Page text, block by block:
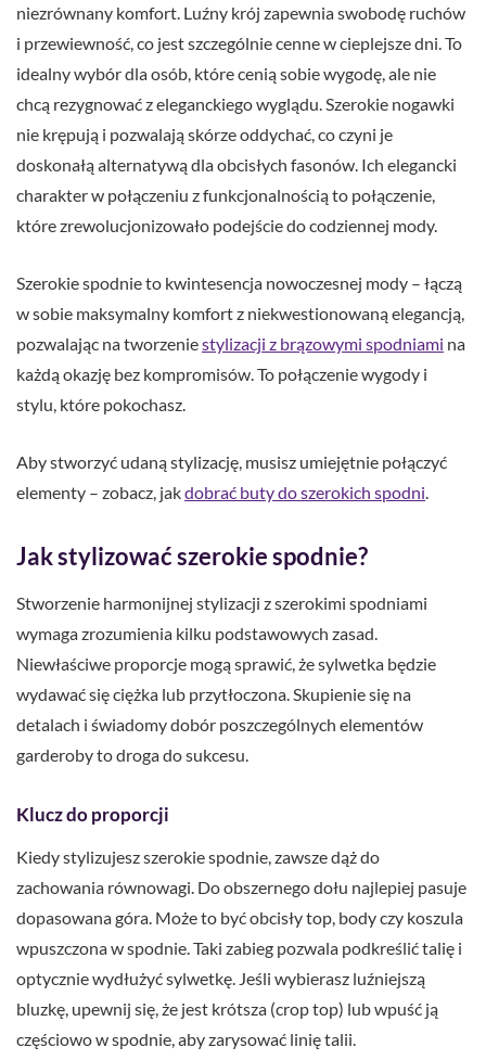
niezrównany komfort. Luźny krój zapewnia swobodę ruchów
i przewiewność, co jest szczególnie cenne w cieplejsze dni. To
idealny wybór dla osób, które cenią sobie wygodę, ale nie
chcą rezygnować z eleganckiego wyglądu. Szerokie nogawki
nie krępują i pozwalają skórze oddychać, co czyni je
doskonałą alternatywą dla obcisłych fasonów. Ich elegancki
charakter w połączeniu z funkcjonalnością to połączenie,
które zrewolucjonizowało podejście do codziennej mody.
Szerokie spodnie to kwintesencja nowoczesnej mody – łączą
w sobie maksymalny komfort z niekwestionowaną elegancją,
pozwalając na tworzeniestylizacji z brązowymi spodniami na
każdą okazję bez kompromisów. To połączenie wygody i
stylu, które pokochasz.
Aby stworzyć udaną stylizację, musisz umiejętnie połączyć
elementy – zobacz, jakdobrać buty do szerokich spodni
Jak stylizować szerokie spodnie?
Stworzenie harmonijnej stylizacji z szerokimi spodniami
wymaga zrozumienia kilku podstawowych zasad.
Niewłaściwe proporcje mogą sprawić, że sylwetka będzie
wydawać się ciężka lub przytłoczona. Skupienie się na
detalach i świadomy dobór poszczególnych elementów
garderoby to droga do sukcesu.
Klucz do proporcji
Kiedy stylizujesz szerokie spodnie, zawsze dąż do
zachowania równowagi. Do obszernego dołu najlepiej pasuje
dopasowana góra. Może to być obcisły top, body czy koszula
wpuszczona w spodnie. Taki zabieg pozwala podkreślić talię i
optycznie wydłużyć sylwetkę. Jeśli wybierasz luźniejszą
bluzkę, upewnij się, że jest krótsza (crop top) lub wpuść ją
częściowo w spodnie, aby zarysować linię talii.